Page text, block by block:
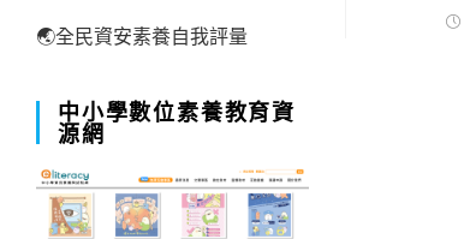
🌏全民資安素養自我評量
中小學數位素養教育資
源網